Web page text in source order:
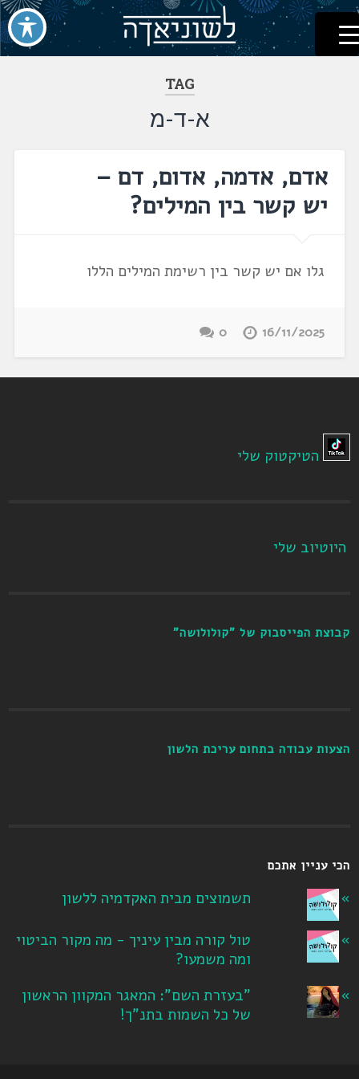
דלג
לתוכן
לשוניאדה
עברית. לשון. שפה
TAG
א-ד-מ
אדם, אדמה, אדום, דם –
יש קשר בין המילים?
גלו אם יש קשר בין רשימת המילים הללו
16/11/2025
0
הטיקטוק שלי
היוטיוב שלי
קבוצת הפייסבוק של "קולולושה"
הצעות עבודה בתחום עריכת הלשון
הכי עניין אתכם
תשמוצים מבית האקדמיה ללשון
טול קורה מבין עיניך - מה מקור הביטוי
ומה משמעו?
"בעזרת השם": המאגר המקוון הראשון
של כל השמות בתנ"ך!